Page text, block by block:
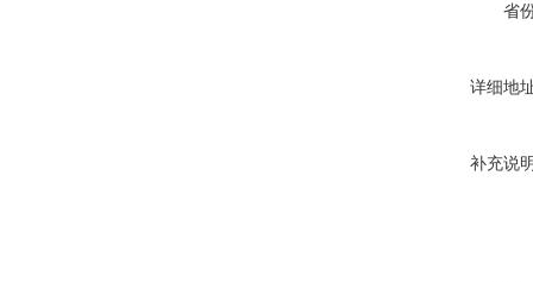
省
详细地
补充说